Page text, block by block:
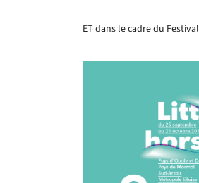
ET dans le cadre du Festival